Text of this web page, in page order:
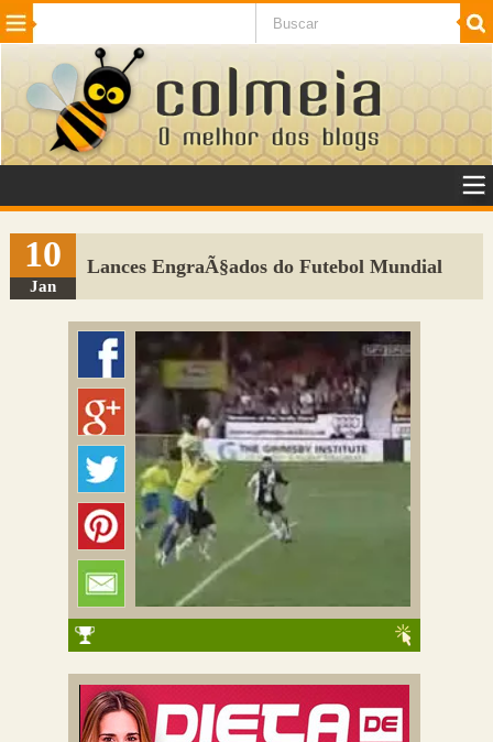
Beleza Cinema e TV
Internet Jogos NotÃ­cias SaÃºde
VeÃ­culos Adulto
Sugerir Link
Adicionar Blog
Colmeia Exchange
Perguntas Frequentes
10
Jan
Lances EngraÃ§ados do Futebol Mundial